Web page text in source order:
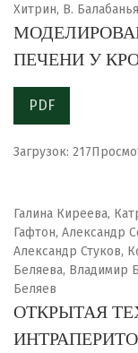
Хитрин, В.
ПЕЧЕНИ У
PDF
Загрузок: 217
Галина Киреева,
Гафтон, Александр
Александр Стуков,
Беляева, Владимир
Беляев
ОТКРЫТАЯ